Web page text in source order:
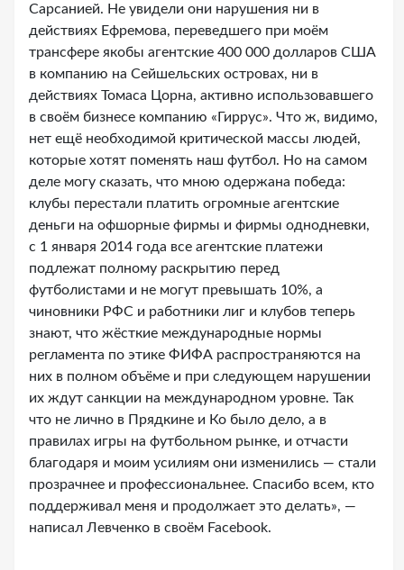
Сарсанией. Не увидели они нарушения ни в
действиях Ефремова, переведшего при моём
трансфере якобы агентские 400 000 долларов США
в компанию на Сейшельских островах, ни в
действиях Томаса Цорна, активно использовавшего
в своём бизнесе компанию «Гиррус». Что ж, видимо,
нет ещё необходимой критической массы людей,
которые хотят поменять наш футбол. Но на самом
деле могу сказать, что мною одержана победа:
клубы перестали платить огромные агентские
деньги на офшорные фирмы и фирмы однодневки,
с 1 января 2014 года все агентские платежи
подлежат полному раскрытию перед
футболистами и не могут превышать 10%, а
чиновники РФС и работники лиг и клубов теперь
знают, что жёсткие международные нормы
регламента по этике ФИФА распространяются на
них в полном объёме и при следующем нарушении
их ждут санкции на международном уровне. Так
что не лично в Прядкине и Ко было дело, а в
правилах игры на футбольном рынке, и отчасти
благодаря и моим усилиям они изменились — стали
прозрачнее и профессиональнее. Спасибо всем, кто
поддерживал меня и продолжает это делать», —
написал Левченко в своём Facebook.